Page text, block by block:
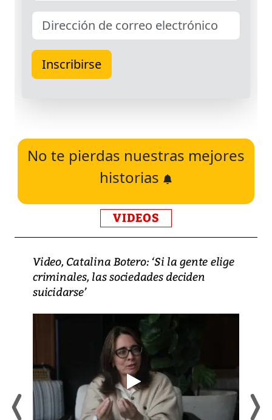
No te pierdas nuestras mejores
historias
VIDEOS
Video, Catalina Botero: ‘Si la gente elige
criminales, las sociedades deciden
suicidarse’